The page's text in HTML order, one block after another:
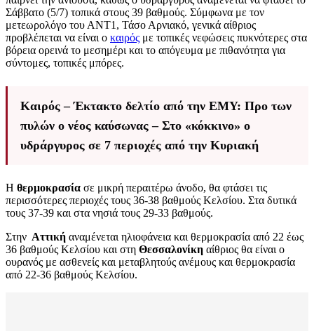
Σάββατο (5/7) τοπικά στους 39 βαθμούς. Σύμφωνα με τον
μετεωρολόγο του ΑΝΤ1, Τάσο Αρνιακό, γενικά αίθριος
προβλέπεται να είναι ο καιρός με τοπικές νεφώσεις πυκνότερες στα
βόρεια ορεινά το μεσημέρι και το απόγευμα με πιθανότητα για
σύντομες, τοπικές μπόρες.
Καιρός – Έκτακτο δελτίο από την ΕΜΥ: Προ των
πυλών ο νέος καύσωνας – Στο «κόκκινο» ο
υδράργυρος σε 7 περιοχές από την Κυριακή
Η θερμοκρασία σε μικρή περαιτέρω άνοδο, θα φτάσει τις
περισσότερες περιοχές τους 36-38 βαθμούς Κελσίου. Στα δυτικά
τους 37-39 και στα νησιά τους 29-33 βαθμούς.
Στην Αττική αναμένεται ηλιοφάνεια και θερμοκρασία από 22 έως
36 βαθμούς Κελσίου και στη Θεσσαλονίκη αίθριος θα είναι ο
ουρανός με ασθενείς και μεταβλητούς ανέμους και θερμοκρασία
από 22-36 βαθμούς Κελσίου.